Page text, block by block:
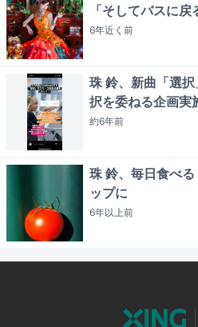
「そしてバスに戻
6年近く 前
珠 鈴、新曲「選
択を委ねる企画実
約6年前
珠 鈴、毎日食べ
ップに
6年以上前